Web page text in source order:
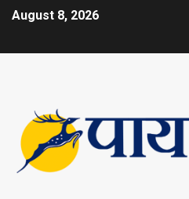
August 8, 2026